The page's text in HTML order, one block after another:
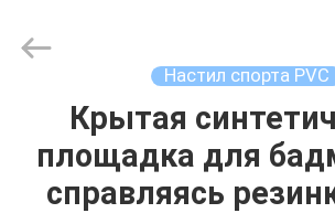
ДОМ
ПРОДУКТЫ
Materials
Настил спорта PVC
Крытая
площадка для
справляясь